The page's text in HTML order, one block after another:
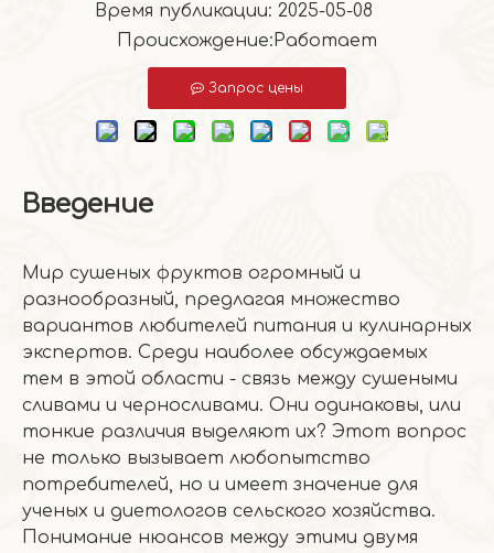
Время публикации: 2025-05-08
Происхождение:Работает
Запрос цены
Введение
Мир сушеных фруктов огромный и
разнообразный, предлагая множество
вариантов любителей питания и кулинарных
экспертов. Среди наиболее обсуждаемых
тем в этой области - связь между сушеными
сливами и черносливами. Они одинаковы, или
тонкие различия выделяют их? Этот вопрос
не только вызывает любопытство
потребителей, но и имеет значение для
ученых и диетологов сельского хозяйства.
Понимание нюансов между этими двумя